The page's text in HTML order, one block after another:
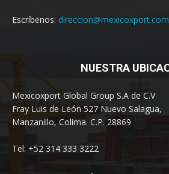
Escríbenos: direccion@mexicoxport.com
NUESTRA
Mexicoxport Global Group S.A de C.V
Fray Luis de León 527 Nuevo Salagua,
Manzanillo, Colima. C.P. 28869
Tel: +52 314 333 3222